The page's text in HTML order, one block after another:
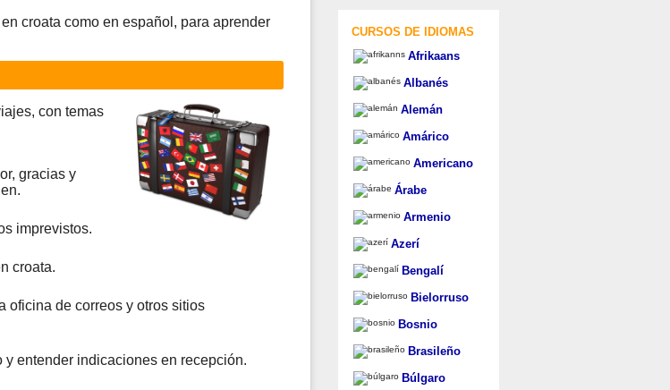
croata como en español, para aprender
con temas
gracias y
imprevistos.
croata.
oficina de correos y otros sitios
entender indicaciones en recepción.
CURSOS DE IDIOMAS
Afrikaans
Albanés
Alemán
Amárico
Americano
Árabe
Armenio
Azerí
Bengalí
Bielorruso
Bosnio
Brasileño
Búlgaro